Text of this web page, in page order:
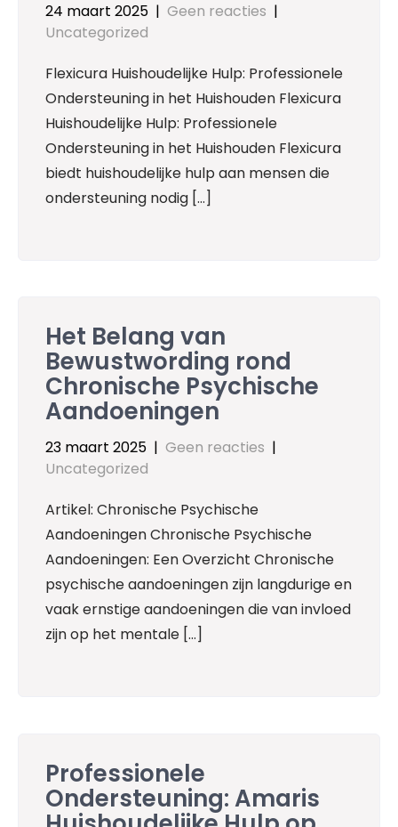
24 maart 2025 | Geen reacties |
Uncategorized
Flexicura Huishoudelijke Hulp: Professionele
Ondersteuning in het Huishouden Flexicura
Huishoudelijke Hulp: Professionele
Ondersteuning in het Huishouden Flexicura
biedt huishoudelijke hulp aan mensen die
ondersteuning nodig […]
Het Belang van
Bewustwording rond
Chronische Psychische
Aandoeningen
23 maart 2025 | Geen reacties |
Uncategorized
Artikel: Chronische Psychische
Aandoeningen Chronische Psychische
Aandoeningen: Een Overzicht Chronische
psychische aandoeningen zijn langdurige en
vaak ernstige aandoeningen die van invloed
zijn op het mentale […]
Professionele
Ondersteuning: Amaris